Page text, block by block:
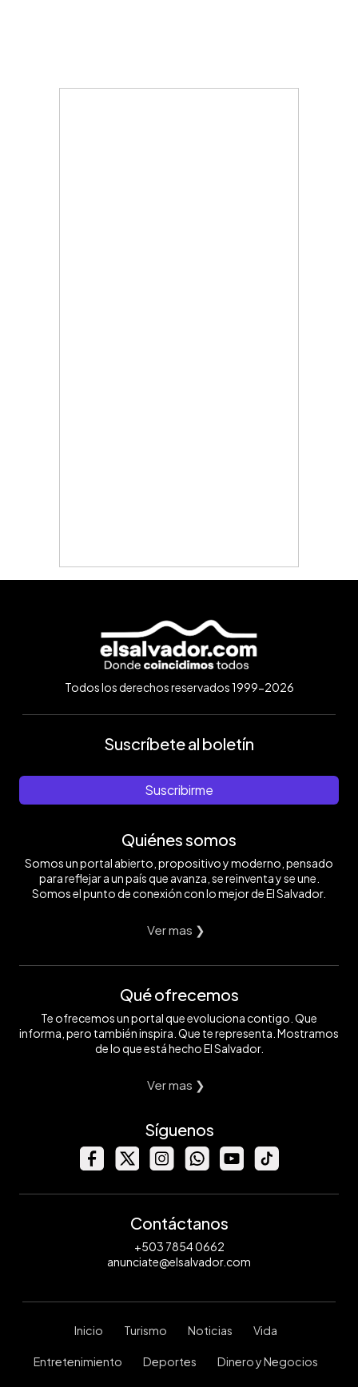
Todos los derechos reservados 1999-2026
Suscríbete al boletín
Suscribirme
Quiénes somos
Somos un portal abierto, propositivo y moderno, pensado
para reflejar a un país que avanza, se reinventa y se une.
Somos el punto de conexión con lo mejor de El Salvador.
Ver mas ❯
Qué ofrecemos
Te ofrecemos un portal que evoluciona contigo. Que
informa, pero también inspira. Que te representa. Mostramos
de lo que está hecho El Salvador.
Ver mas ❯
Síguenos
Contáctanos
+503 7854 0662
anunciate@elsalvador.com
Inicio Turismo Noticias Vida
Entretenimiento Deportes Dinero y Negocios